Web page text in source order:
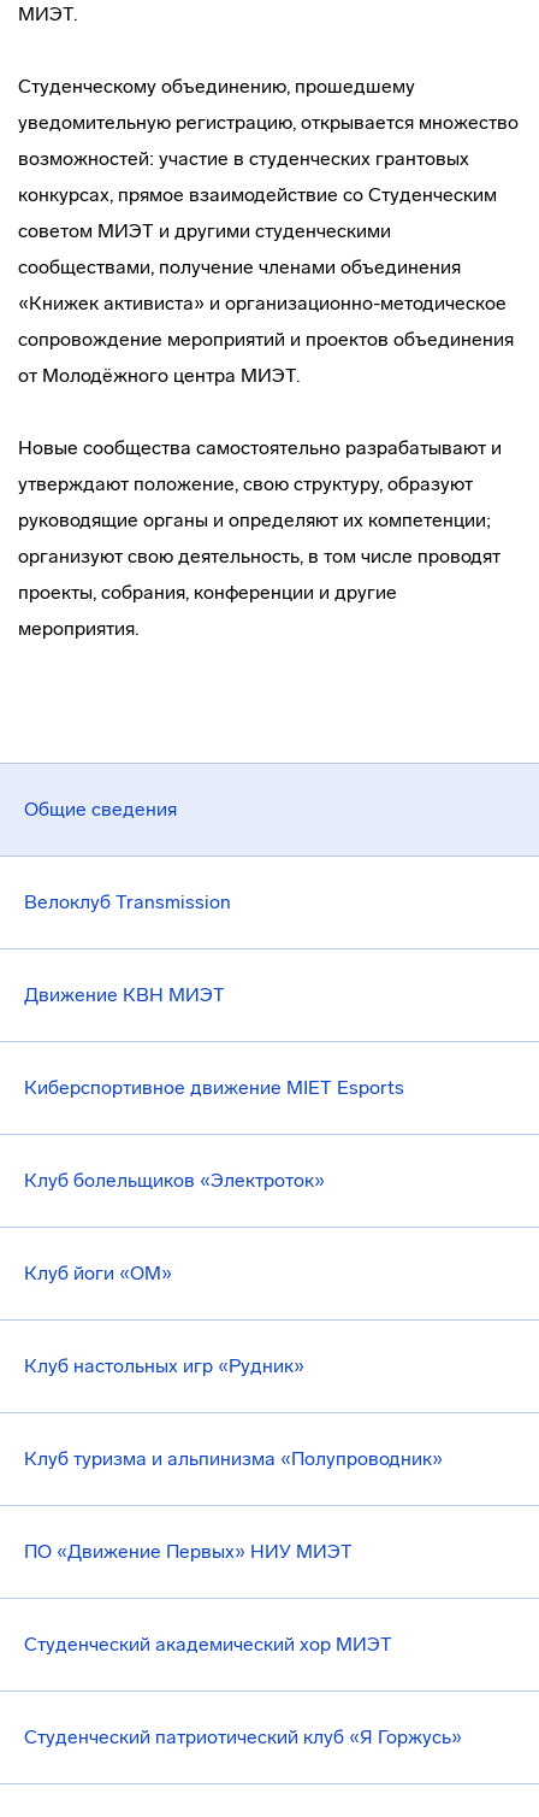
Общие сведения
Велоклуб Transmission
Движение КВН МИЭТ
Киберспортивное движение MIET Esports
Клуб болельщиков «Электроток»
Клуб йоги «ОМ»
Клуб настольных игр «Рудник»
Клуб туризма и альпинизма «Полупроводник»
ПО «Движение Первых» НИУ МИЭТ
Студенческий академический хор МИЭТ
Студенческий патриотический клуб «Я Горжусь»
МИЭТ.
Студенческому объединению, прошедшему
уведомительную регистрацию, открывается множество
возможностей: участие в студенческих грантовых
конкурсах, прямое взаимодействие со Студенческим
советом МИЭТ и другими студенческими
сообществами, получение членами объединения
«Книжек активиста» и организационно-методическое
сопровождение мероприятий и проектов объединения
от Молодёжного центра МИЭТ.
Новые сообщества самостоятельно разрабатывают и
утверждают положение, свою структуру, образуют
руководящие органы и определяют их компетенции;
организуют свою деятельность, в том числе проводят
проекты, собрания, конференции и другие
мероприятия.